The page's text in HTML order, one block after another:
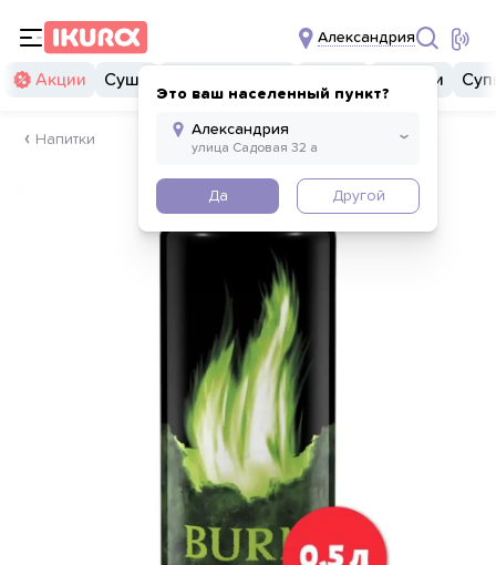
Александрия
Это ваш населенный пункт?
Да Другой
Акции Суши Закуски
Напитки